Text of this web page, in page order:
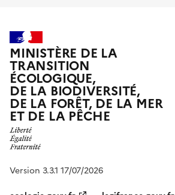
MINISTÈRE DE LA
TRANSITION
ÉCOLOGIQUE,
DE LA BIODIVERSITÉ,
DE LA FORÊT, DE LA MER
ET DE LA PÊCHE
Version 3.3.1 17/07/2026